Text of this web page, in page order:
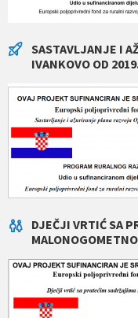
SASTAVLJANJE I
IVANKOVO OD
DJEČJI VRTIĆ SA